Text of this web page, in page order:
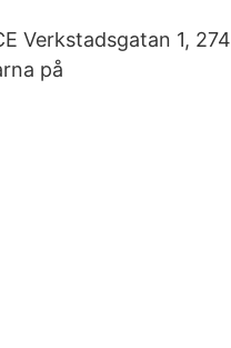
Verkstadsgatan 1, 274
på